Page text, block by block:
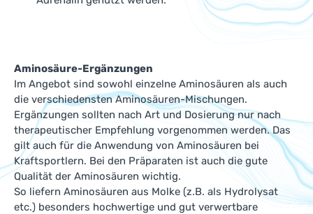
Aminosäure-Ergänzungen
Im Angebot sind sowohl einzelne Aminosäuren als auch
die verschiedensten Aminosäuren-Mischungen.
Ergänzungen sollten nach Art und Dosierung nur nach
therapeutischer Empfehlung vorgenommen werden. Das
gilt auch für die Anwendung von Aminosäuren bei
Kraftsportlern. Bei den Präparaten ist auch die gute
Qualität der Aminosäuren wichtig.
So liefern Aminosäuren aus Molke (z.B. als Hydrolysat
etc.) besonders hochwertige und gut verwertbare